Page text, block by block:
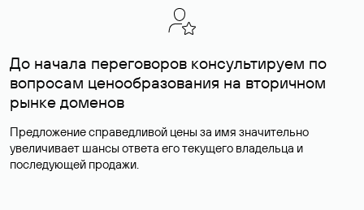
До начала переговоров консультируем по
вопросам ценообразования на вторичном
рынке доменов
Предложение справедливой цены за имя значительно
увеличивает шансы ответа его текущего владельца и
последующей продажи.